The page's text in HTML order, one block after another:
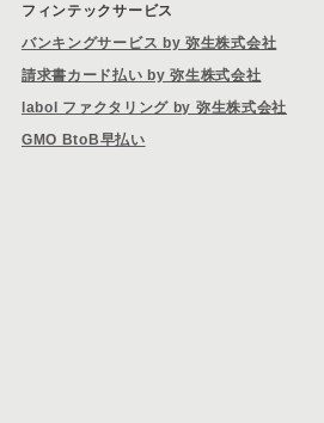
フィンテックサービス
バンキングサービス by 弥生株式会社
請求書カード払い by 弥生株式会社
labol ファクタリング by 弥生株式会社
GMO BtoB早払い